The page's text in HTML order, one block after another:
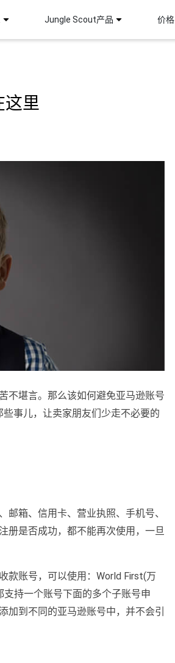
Jungle Scout产品 价格
这里
不堪言。那么该如何避免亚马逊账号
事儿，让卖家朋友们少走不必要的
箱、信用卡、营业执照、手机号、
册是否成功，都不能再次使用，一旦
款账号，可以使用：World First(万
持一个账号下面的多个子账号申
加到不同的亚马逊账号中，并不会引